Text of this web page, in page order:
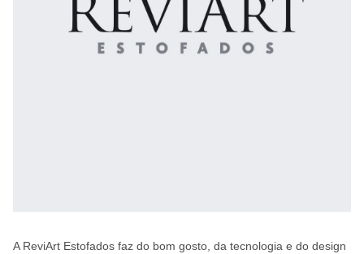
A ReviArt Estofados faz do bom gosto, da tecnologia e do design